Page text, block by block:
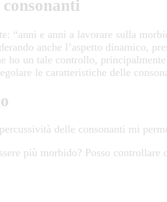
consonanti
“anni e anni a lavorare sulla
anche l’aspetto dinamico,
un tale controllo,
le caratteristiche delle
delle consonanti mi
più morbido? Posso controllare